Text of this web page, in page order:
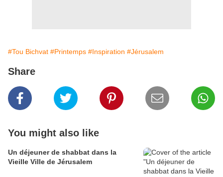
#Tou Bichvat #Printemps #Inspiration #Jérusalem
Share
You might also like
Un déjeuner de shabbat dans la
Vieille Ville de Jérusalem